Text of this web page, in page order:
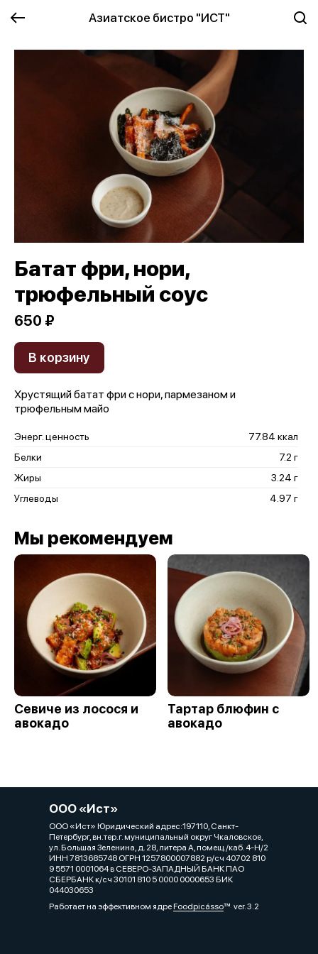
Азиатское бистро "ИСТ"
Батат фри, нори,
трюфельный соус
650 ₽
В корзину
Хрустящий батат фри с нори, пармезаном и
трюфельным майо
Энерг. ценность
77.84 ккал
Белки
7.2 г
Жиры
3.24 г
Углеводы
4.97 г
Мы рекомендуем
Севиче из лосося и
авокадо
Тартар блюфин с
авокадо
ООО «Ист»
ООО «Ист» Юридический адрес:197110, Санкт-
Петербург, вн.тер.г. муниципальный округ Чкаловское,
ул. Большая Зеленина, д. 28, литера А, помещ./каб. 4-Н/2
ИНН 7813685748 ОГРН 1257800007882 р/сч 40702 810
9 5571 0001064 в СЕВЕРО-ЗАПАДНЫЙ БАНК ПАО
СБЕРБАНК к/сч 30101 810 5 0000 0000653 БИК
044030653
Работает на эффективном ядреFoodpicássover. 3.2